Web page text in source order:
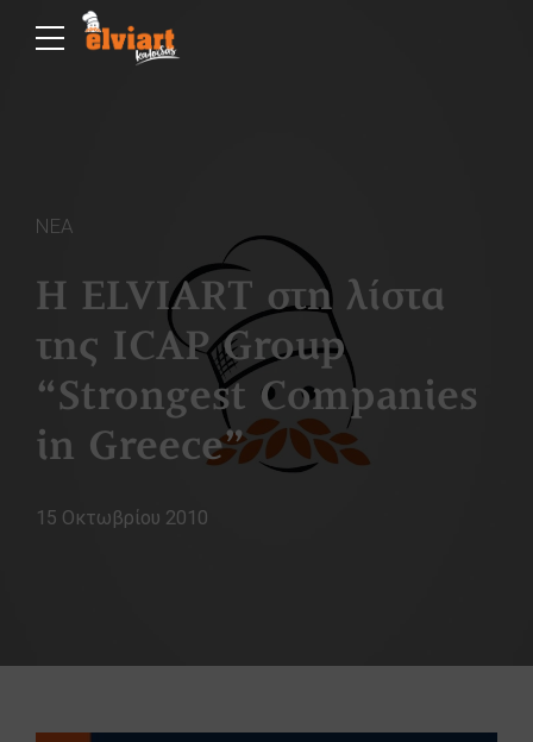
ΝΕΑ
Η ELVIART στη λίστα
της ICAP Group
“Strongest Companies
in Greece”
15 Οκτωβρίου 2010